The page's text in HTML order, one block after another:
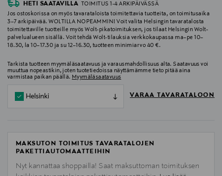
HETI SAATAVILLA
TOIMITUS 1-4 ARKIPÄIVÄSSÄ
Jos ostoskorissa on myös tavarataloista toimitettavia tuotteita, on toimitusaika
3–7 arkipäivää. WOLTILLA NOPEAMMIN! Voit valita Helsingin tavaratalosta
toimitettaville tuotteille myös Wolt-pikatoimituksen, jos tilaat Helsingin Wolt-
palvelualueen sisällä. Voit tehdä Wolt-tilauksia verkkokaupassa ma–pe 10–
18.30, la 10–17.30 ja su 12–16.30, tuotteen minimiarvo 40 €.
Tarkista tuotteen myymäläsaatavuus ja varausmahdollisuus alta. Saatavuus voi
muuttua nopeastikin, joten tuotetiedoissa näyttämämme tieto pitää aina
varmistaa paikan päällä. Myymäläsaatavuus
Helsinki VARAA TAVARATALOON
MAKSUTON TOIMITUS TAVARATALOJEN
PAKETTIAUTOMAATTEIHIN
Nyt kannattaa shoppailla! Saat maksuttoman toimituksen